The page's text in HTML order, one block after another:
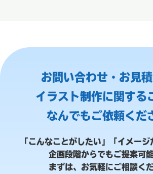
お問い合わせ・お見
イラスト制作に関する
なんでもご依頼くだ
「こんなことがしたい」「イメージ
企画段階からでもご提案可能
まずは、お気軽にご相談くだ